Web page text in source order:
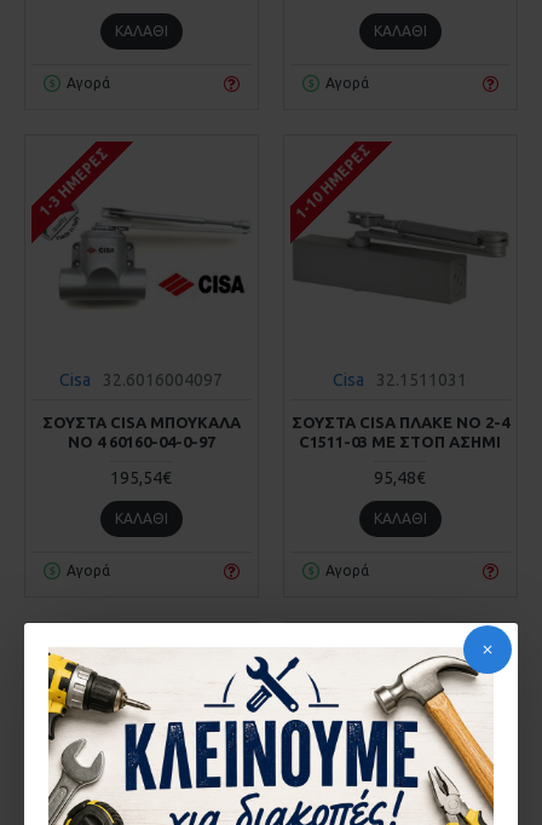
ΚΑΛΆΘΙ
Αγορά
ΚΑΛΆΘΙ
Αγορά
1-3 ΗΜΈΡΕΣ
Cisa 32.6016004097
ΣΟΥΣΤΑ CISA ΜΠΟΥΚΑΛΑ
ΝΟ 4 60160-04-0-97
195,54€
ΚΑΛΆΘΙ
Αγορά
1-10 ΗΜΈΡΕΣ
Cisa 32.1511031
ΣΟΥΣΤΑ CISA ΠΛΑΚΕ ΝΟ 2-4
C1511-03 ΜΕ ΣΤΟΠ ΑΣΗΜΙ
95,48€
ΚΑΛΆΘΙ
Αγορά